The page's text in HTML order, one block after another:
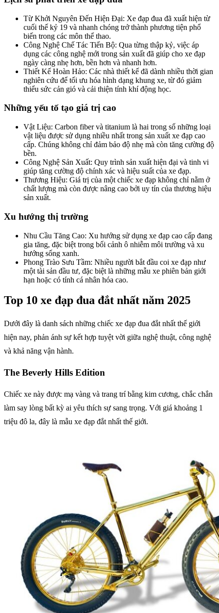
Từ Khởi Nguyên Đến Hiện Đại: Xe đạp đua đã xuất hiện từ
cuối thế kỷ 19 và nhanh chóng trở thành phương tiện phổ
biến trong các môn thể thao.
Công Nghệ Chế Tác Tiến Bộ: Qua từng thập kỷ, việc áp
dụng các công nghệ mới trong sản xuất đã giúp cho xe đạp
ngày càng nhẹ hơn, bền hơn và nhanh hơn.
Thiết Kế Hoàn Hảo: Các nhà thiết kế đã dành nhiều thời gian
nghiên cứu để tối ưu hóa hình dạng khung xe, từ đó giảm
thiểu sức cản gió và cải thiện tính khí động học.
Những yếu tố tạo giá trị cao
Vật Liệu: Carbon fiber và titanium là hai trong số những loại
vật liệu được sử dụng nhiều nhất trong sản xuất xe đạp cao
cấp. Chúng không chỉ đảm bảo độ nhẹ mà còn tăng cường độ
bền.
Công Nghệ Sản Xuất: Quy trình sản xuất hiện đại và tinh vi
giúp tăng cường độ chính xác và hiệu suất của xe đạp.
Thương Hiệu: Giá trị của một chiếc xe đạp không chỉ nằm ở
chất lượng mà còn được nâng cao bởi uy tín của thương hiệu
sản xuất.
Xu hướng thị trường
Nhu Cầu Tăng Cao: Xu hướng sử dụng xe đạp cao cấp đang
gia tăng, đặc biệt trong bối cảnh ô nhiễm môi trường và xu
hướng sống xanh.
Phong Trào Sưu Tầm: Nhiều người bắt đầu coi xe đạp như
một tài sản đầu tư, đặc biệt là những mẫu xe phiên bản giới
hạn hoặc có tính cá nhân hóa cao.
Top 10 xe đạp đua đắt nhất năm 2025
Dưới đây là danh sách những chiếc xe đạp đua đắt nhất thế giới
hiện nay, phản ánh sự kết hợp tuyệt vời giữa nghệ thuật, công nghệ
và khả năng vận hành.
The Beverly Hills Edition
Chiếc xe này được mạ vàng và trang trí bằng kim cương, chắc chắn
làm say lòng bất kỳ ai yêu thích sự sang trọng. Với giá khoảng 1
triệu đô la, đây là mẫu xe đạp đắt nhất thế giới.